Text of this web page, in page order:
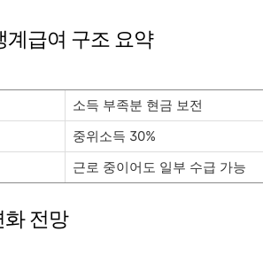
계급여 구조 요약
소득 부족분 현금 보전
중위소득 30%
근로 중이어도 일부 수급 가능
전망